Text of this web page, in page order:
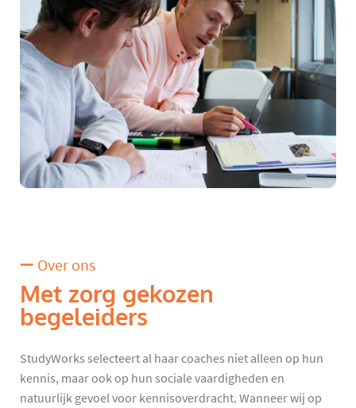
Over ons
Met zorg gekozen
begeleiders
StudyWorks selecteert al haar coaches niet alleen op hun
kennis, maar ook op hun sociale vaardigheden en
natuurlijk gevoel voor kennisoverdracht. Wanneer wij op